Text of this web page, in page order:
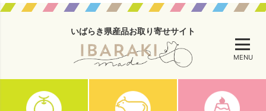
いばらき県産品お取り寄せサイト
MENU